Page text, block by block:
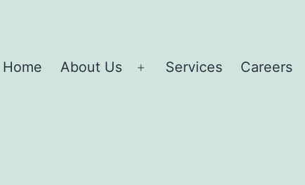
Home About Us
Open
Services Careers